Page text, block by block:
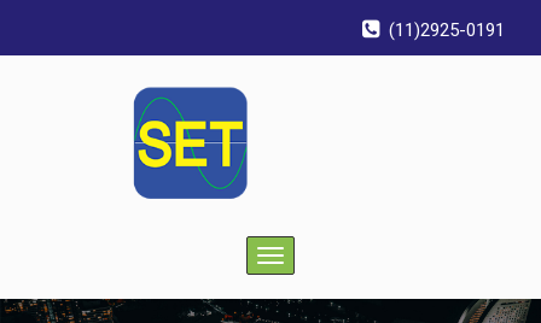
(11)2925-0191
Toggle
navigation